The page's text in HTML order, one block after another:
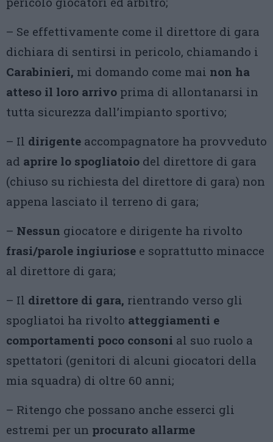
– Se effettivamente come il direttore di gara
dichiara di sentirsi in pericolo, chiamando i
Carabinieri, mi domando come mai non ha
atteso il loro arrivo prima di allontanarsi in
tutta sicurezza dall’impianto sportivo;
– Il dirigente accompagnatore ha provveduto
ad aprire lo spogliatoio del direttore di gara
(chiuso su richiesta del direttore di gara) non
appena lasciato il terreno di gara;
– Nessun giocatore e dirigente ha rivolto
frasi/parole ingiuriose e soprattutto minacce
al direttore di gara;
– Il direttore di gara, rientrando verso gli
spogliatoi ha rivolto atteggiamenti e
comportamenti poco consoni al suo ruolo a
spettatori (genitori di alcuni giocatori della
mia squadra) di oltre 60 anni;
– Ritengo che possano anche esserci gli
estremi per un procurato allarme